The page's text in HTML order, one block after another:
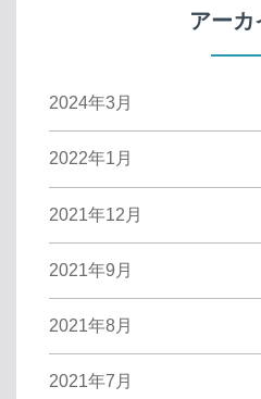
アーカ
2024年3月
2022年1月
2021年12月
2021年9月
2021年8月
2021年7月